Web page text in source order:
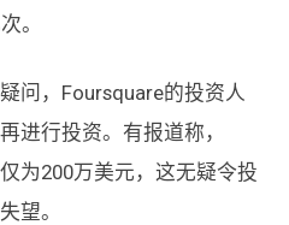
。
问，Foursquare的投资人
进行投资。有报道称，
为200万美元，这无疑令投
望。